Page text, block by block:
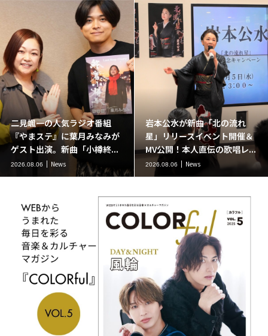
二見颯一の人気ラジオ番組
『やまステ』に葉月みなみが
ゲスト出演。新曲「小樽終...
2026.08.06 News
岩本公水が新曲「北の流れ
星」リリースイベント開催＆
MV公開！本人直伝の歌唱レ...
2026.08.06 News